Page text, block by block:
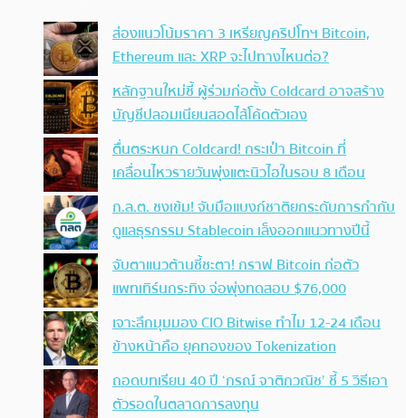
ส่องแนวโน้มราคา 3 เหรียญคริปโทฯ Bitcoin,
Ethereum และ XRP จะไปทางไหนต่อ?
หลักฐานใหม่ชี้ ผู้ร่วมก่อตั้ง Coldcard อาจสร้าง
บัญชีปลอมเนียนสอดไส้โค้ดตัวเอง
ตื่นตระหนก Coldcard! กระเป๋า Bitcoin ที่
เคลื่อนไหวรายวันพุ่งแตะนิวไฮในรอบ 8 เดือน
ก.ล.ต. ชงเข้ม! จับมือแบงก์ชาติยกระดับการกำกับ
ดูแลธุรกรรม Stablecoin เล็งออกแนวทางปีนี้
จับตาแนวต้านชี้ชะตา! กราฟ Bitcoin ก่อตัว
แพทเทิร์นกระทิง จ่อพุ่งทดสอบ $76,000
เจาะลึกมุมมอง CIO Bitwise ทำไม 12-24 เดือน
ข้างหน้าคือ ยุคทองของ Tokenization
ถอดบทเรียน 40 ปี ‘กรณ์ จาติกวณิช’ ชี้ 5 วิธีเอา
ตัวรอดในตลาดการลงทุน